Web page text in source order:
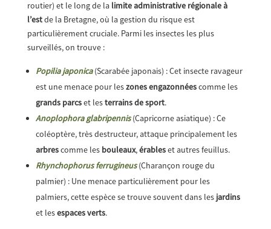
routier) et le long de la limite administrative régionale à
l’estde la Bretagne, où la gestion du risque est
particulièrement cruciale. Parmi les insectes les plus
surveillés, on trouve :
Popilia japonica (Scarabée japonais) : Cet insecte ravageur
est une menace pour leszones engazonnéescomme les
grands parcset lesterrains de sport.
Anoplophora glabripennis(Capricorne asiatique) : Ce
coléoptère, très destructeur, attaque principalement les
arbrescomme les bouleaux,érableset autres feuillus.
Rhynchophorus ferrugineus (Charançon rouge du
palmier) : Une menace particulièrement pour les
palmiers, cette espèce se trouve souvent dans les jardins
et lesespaces verts.